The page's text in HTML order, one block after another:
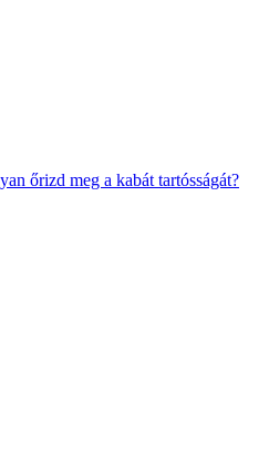
őrizd meg a kabát tartósságát?